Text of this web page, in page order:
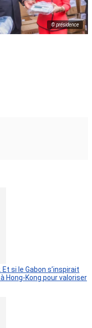
© présidence
si le Gabon s’inspirait
Hong-Kong pour valoriser